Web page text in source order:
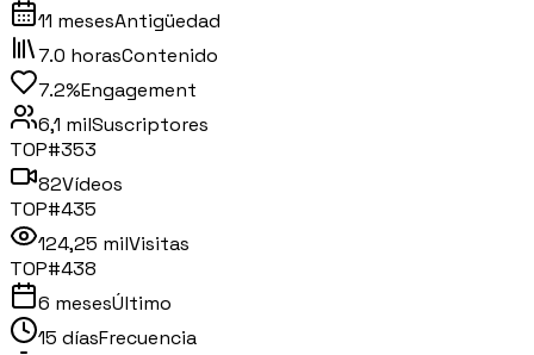
11 mesesAntigüedad
7.0 horasContenido
7.2%Engagement
6,1 milSuscriptores
TOP#353
82Vídeos
TOP#435
124,25 milVisitas
TOP#438
6 mesesÚltimo
15 díasFrecuencia